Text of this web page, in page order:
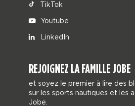
TikTok
Youtube
LinkedIn
REJOIGNEZ LA FAMILLE JOBE
et soyez le premier à lire des
sur les sports nautiques et les
Jobe.